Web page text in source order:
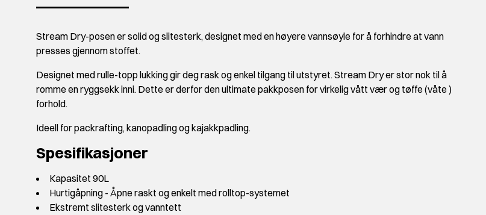
Stream Dry-posen er solid og slitesterk, designet med en høyere vannsøyle for å forhindre at vann
presses gjennom stoffet.
Designet med rulle-topp lukking gir deg rask og enkel tilgang til utstyret. Stream Dry er stor nok til å
romme en ryggsekk inni. Dette er derfor den ultimate pakkposen for virkelig vått vær og tøffe (våte )
forhold.
Ideell for packrafting, kanopadling og kajakkpadling.
Spesifikasjoner
Kapasitet 90L
Hurtigåpning - Åpne raskt og enkelt med rolltop-systemet
Ekstremt slitesterk og vanntett